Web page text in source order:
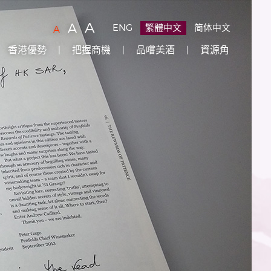
字
大
小：
(A)
字
型
(
A) 字
型
大
小：
大
(
A) ENG 繁體中文 简体中文
香港優勢 把握商機 品嚐美酒 資源角